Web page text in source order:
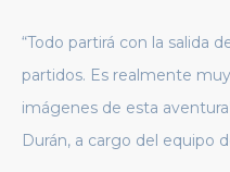
“Todo partirá con la salida
partidos. Es realmente
imágenes de esta
Durán, a cargo del equipo